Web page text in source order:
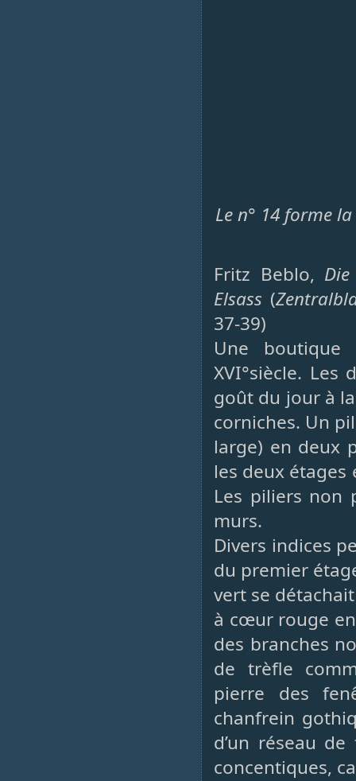
Le n° 14 forme
Fritz Beblo,
Elsass (
37-39)
Une boutique
XVI°siècle.
goût du jour à
corniches. Un
large) en deux
les deux étages
Les piliers non
murs.
Divers indices
du premier
vert se
à cœur rouge
des branches
de trèfle
pierre des
chanfrein
d’un réseau
concentiques,